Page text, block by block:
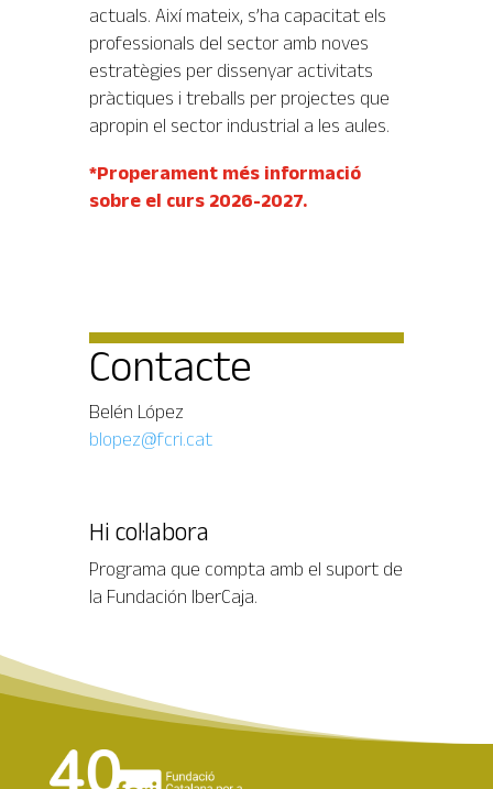
actuals. Així mateix, s’ha capacitat els
professionals del sector amb noves
estratègies per dissenyar activitats
pràctiques i treballs per projectes que
apropin el sector industrial a les aules.
*Properament més informació
sobre el curs 2026-2027.
Contacte
Belén López
blopez@fcri.cat
Hi col·labora
Programa que compta amb el suport de
la Fundación IberCaja.